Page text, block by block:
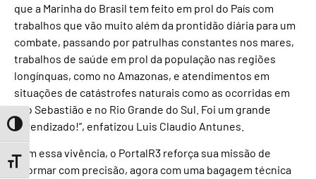
Toggle High Contrast
Toggle Font size
que a Marinha do Brasil tem feito em prol do País com
trabalhos que vão muito além da prontidão diária para um
combate, passando por patrulhas constantes nos mares,
trabalhos de saúde em prol da população nas regiões
longínquas, como no Amazonas, e atendimentos em
situações de catástrofes naturais como as ocorridas em
São Sebastião e no Rio Grande do Sul. Foi um grande
aprendizado!”, enfatizou Luis Claudio Antunes.
Com essa vivência, o PortalR3 reforça sua missão de
informar com precisão, agora com uma bagagem técnica